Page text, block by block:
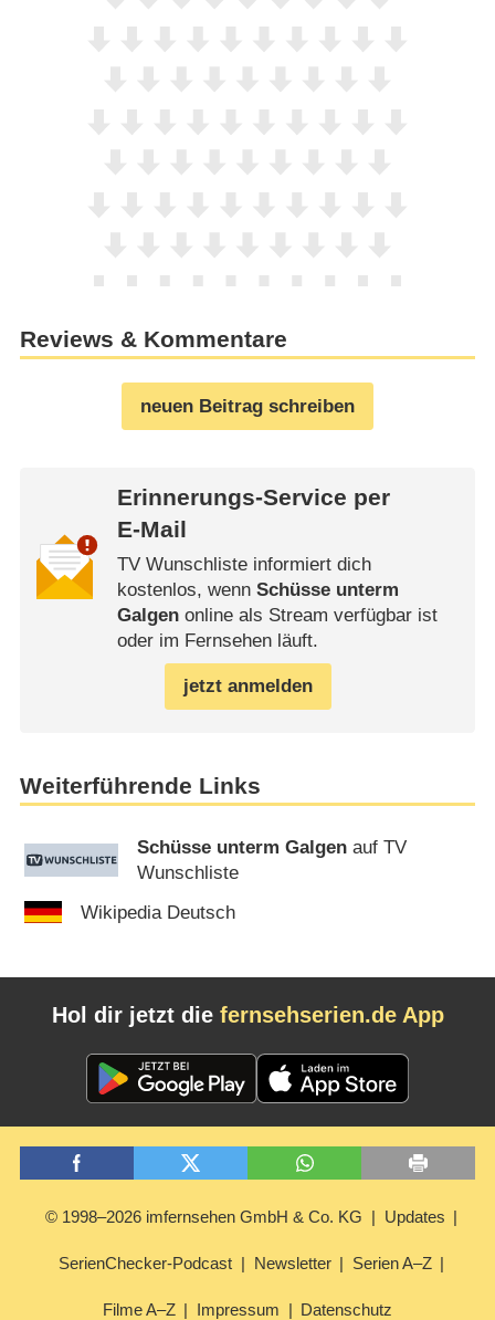
Reviews & Kommentare
neuen Beitrag schreiben
Erinnerungs-Service per
E-Mail
TV Wunschliste informiert dich
kostenlos, wenn Schüsse unterm
Galgenonline als Stream verfügbar ist
oder im Fernsehen läuft.
jetzt anmelden
Weiterführende Links
Schüsse unterm Galgen auf TV
Wunschliste
Wikipedia Deutsch
Hol dir jetzt die fernsehserien.de App
© 1998–2026 imfernsehen GmbH & Co. KG Updates
SerienChecker-Podcast Newsletter Serien A–Z
Filme A–Z Impressum Datenschutz